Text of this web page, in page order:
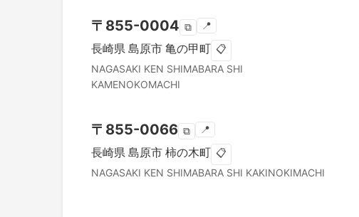
〒 855-0004 ⧉ 📍
長崎県 島原市 亀の甲町 📋
NAGASAKI KEN SHIMABARA SHI
KAMENOKOMACHI
〒 855-0066 ⧉ 📍
長崎県 島原市 柿の木町 📋
NAGASAKI KEN SHIMABARA SHI KAKINOKIMACHI